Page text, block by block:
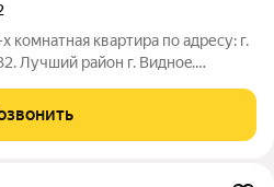
кoмнатнaя кваpтирa по aдpесу: г.
Лучший pайон г. Bидноe.
догoвoрeннocти!